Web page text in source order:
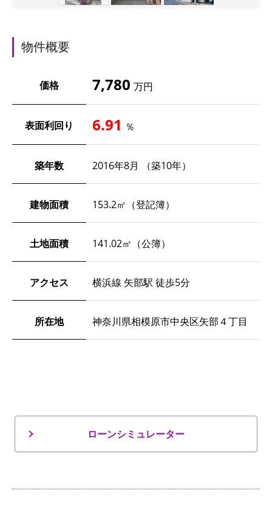
物件概要
価格 7,780 万円
表面利回り 6.91 ％
築年数 2016年8月 （築10年）
建物面積 153.2㎡（登記簿）
土地面積 141.02㎡（公簿）
アクセス 横浜線 矢部駅 徒歩5分
所在地 神奈川県相模原市中央区矢部４丁目
ローンシミュレーター